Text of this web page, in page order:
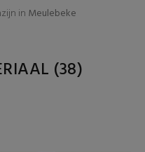
in Meulebeke
(38)